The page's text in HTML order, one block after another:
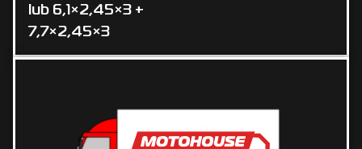
lub 6,1×2,45×3 +
7,7×2,45×3